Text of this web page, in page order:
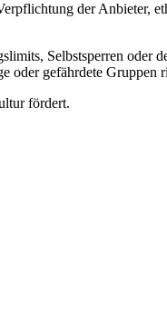
der Anbieter,
Selbstsperren oder
oder gefährdete Gruppen
fördert.